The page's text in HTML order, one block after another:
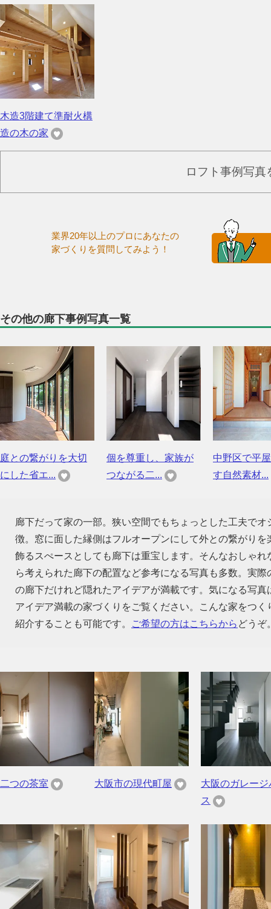
木造3階建て準耐火構
造の木の家
ロフト事例写真
業界20年以上のプロにあなたの
家づくりを質問してみよう！
その他の廊下事例写真一覧
庭との繋がりを大切
にした省エ...
個を尊重し、家族が
つながる二...
中野区で平
す自然素材...
廊下だって家の一部。狭い空間でもちょっとした工夫で
徴。窓に面した縁側はフルオープンにして外との繋がり
飾るスぺースとしても廊下は重宝します。そんなおしゃ
ら考えられた廊下の配置など参考になる写真も多数。実
の廊下だけれど隠れたアイデアが満載です。気になる写
アイデア満載の家づくりをご覧ください。こんな家をつ
紹介することも可能です。
ご希望の方はこちらから どうぞ
二つの茶室 大阪市の現代町屋
大阪のガレージ
ス